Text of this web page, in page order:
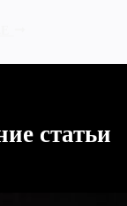
статьи